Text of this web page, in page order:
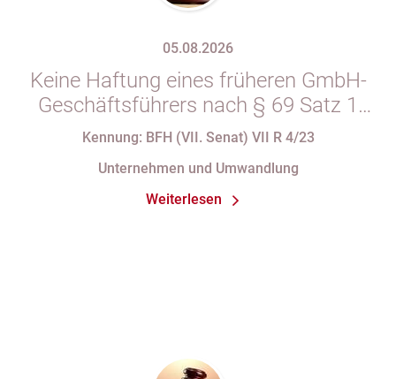
05.08.2026
Keine Haftung eines früheren GmbH-
Geschäftsführers nach § 69 Satz 1
i.V.m. § 34 Abs. 1 AO nach Verlust
Eintragung im Handelsregister
Kennung: BFH (VII. Senat) VII R 4/23
Unternehmen und Umwandlung
Weiterlesen